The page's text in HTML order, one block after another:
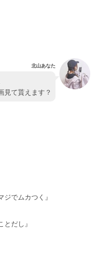
北山あなた
見て貰えます？
でムカつく』
だし』